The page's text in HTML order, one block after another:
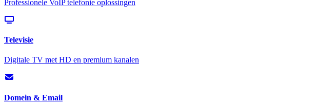
Professionele VoIP telefonie oplossingen
Televisie
Digitale TV met HD en premium kanalen
Domein & Email